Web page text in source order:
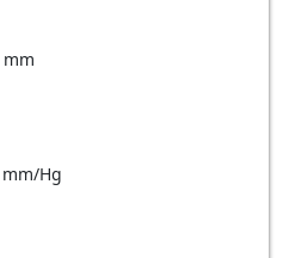
mm
mm/Hg